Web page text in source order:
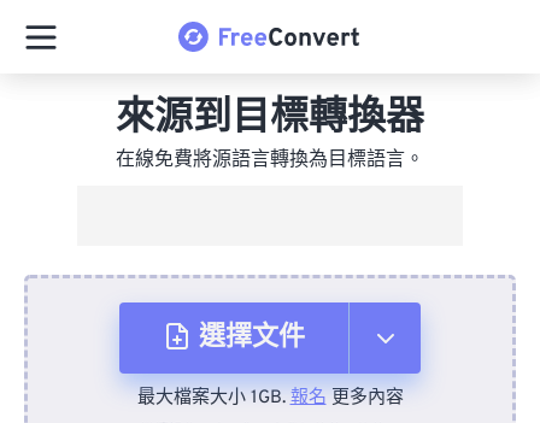
來源到目標轉換器
在線免費將源語言轉換為目標語言。
選擇文件
來自裝置
最大檔案大小 1GB.報名更多內容